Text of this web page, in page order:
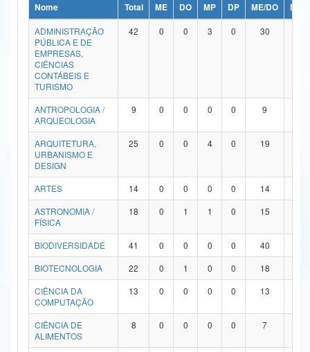
Ministério da Ciência, Tecnologia, Inovações e Comunicações
Ministério do Meio Ambiente
Ministério do Turismo
Ministério do Desenvolvimento Regional
Controladoria-Geral da União
Ministério da Mulher, da Família e dos Direitos Humanos
Secretaria de Governo
Advocacia-Geral da União
Banco Central do Brasil
Nome Total ME DO MP DP ME/DO
MP/
ADMINISTRAÇÃO
PÚBLICA E DE
EMPRESAS,
CIÊNCIAS
CONTÁBEIS E
TURISMO
42 0 0 3 0 30
ANTROPOLOGIA /
ARQUEOLOGIA
9 0 0 0 0 9
ARQUITETURA,
URBANISMO E
DESIGN
25 0 0 4 0 19
ARTES 14 0 0 0 0 14
ASTRONOMIA /
FÍSICA
18 0 1 1 0 15
BIODIVERSIDADE 41 0 0 0 0 40
BIOTECNOLOGIA
22 0 1 0 0 18
CIÊNCIA DA
COMPUTAÇÃO
13 0 0 0 0 13
CIÊNCIA DE
ALIMENTOS
8 0 0 0 0 7